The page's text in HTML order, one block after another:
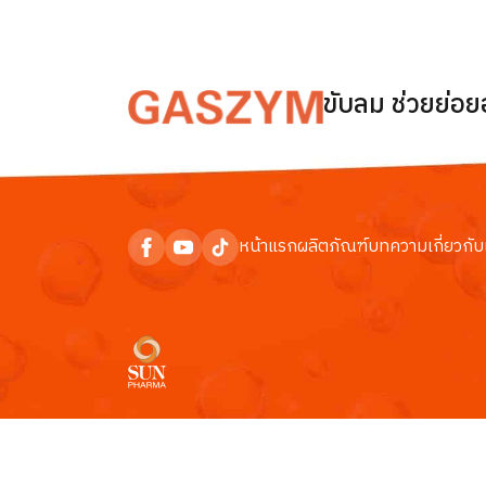
ขับลม ช่วยย่อ
หน้าแรกผลิตภัณฑ์บทความเกี่ยวกับ